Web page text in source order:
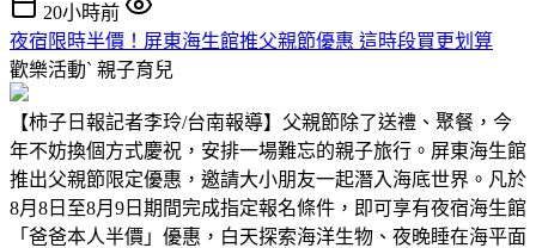
20小時前
夜宿限時半價！屏東海生館推父親節優惠 這時段買更划算
歡樂活動ˋ 親子育兒
【柿子日報記者李玲/台南報導】父親節除了送禮、聚餐，今
年不妨換個方式慶祝，安排一場難忘的親子旅行。屏東海生館
推出父親節限定優惠，邀請大小朋友一起潛入海底世界。凡於
8月8日至8月9日期間完成指定報名條件，即可享有夜宿海生館
「爸爸本人半價」優惠，白天探索海洋生物、夜晚睡在海平面